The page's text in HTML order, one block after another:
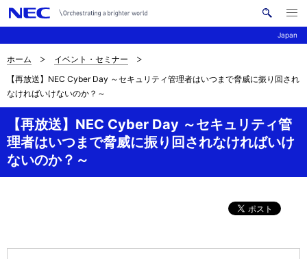
Japan
イ
検
メ
ニ
ュ
く
ナ
ビ
ゲ
シ
ョ
サ
イ
ト
内
の
ホーム
イベント・セミナー
【再放送】NEC Cyber Day ～セキュリティ管理者はいつまで脅威に振り回され
なければいけないのか？～
【再放送】NEC Cyber Day ～セキュリティ管
理者はいつまで脅威に振り回されなければいけ
ないのか？～